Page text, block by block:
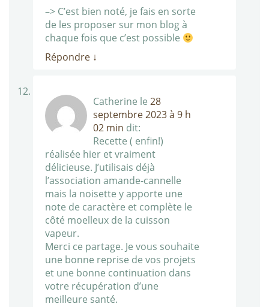
–> C’est bien noté, je fais en sorte
de les proposer sur mon blog à
chaque fois que c’est possible
Répondre ↓
Catherine le 28
septembre 2023 à 9 h
02 min dit:
Recette ( enfin!)
réalisée hier et vraiment
délicieuse. J’utilisais déjà
l’association amande-cannelle
mais la noisette y apporte une
note de caractère et complète le
côté moelleux de la cuisson
vapeur.
Merci ce partage. Je vous souhaite
une bonne reprise de vos projets
et une bonne continuation dans
votre récupération d’une
meilleure santé.